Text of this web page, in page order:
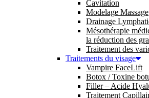
Cavitation
Modelage Massage
Drainage
Mésothérapie
la réduction des
Traitement des
Traitements du visage
Vampire FaceLift
Botox / Toxine
Filler – Acide
Traitement